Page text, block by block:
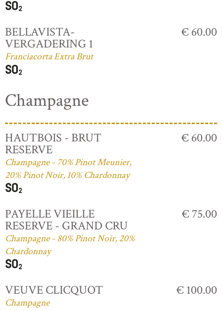
BELLAVISTA-
VERGADERING 1
Franciacorta Extra Brut
€ 60.00
Champagne
HAUTBOIS - BRUT
RESERVE
Champagne - 70% Pinot Meunier,
20% Pinot Noir, 10% Chardonnay
€ 60.00
PAYELLE VIEILLE
RESERVE - GRAND CRU
Champagne - 80% Pinot Noir, 20%
Chardonnay
€ 75.00
VEUVE CLICQUOT
Champagne
€ 100.00